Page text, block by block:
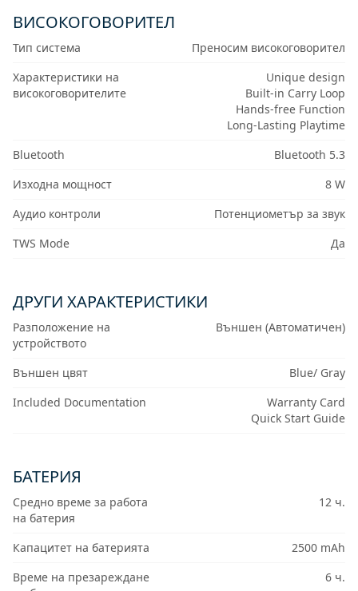
ВИСОКОГОВОРИТЕЛ
Тип система
Преносим високоговорител
Характеристики на
високоговорителите
Unique design
Built-in Carry Loop
Hands-free Function
Long-Lasting Playtime
Bluetooth
Bluetooth 5.3
Изходна мощност
8 W
Аудио контроли
Потенциометър за звук
TWS Mode
Да
ДРУГИ ХАРАКТЕРИСТИКИ
Разположение на
устройството
Външен (Автоматичен)
Външен цвят
Blue/ Gray
Included Documentation
Warranty Card
Quick Start Guide
БАТЕРИЯ
Средно време за работа
на батерия
12 ч.
Капацитет на батерията
2500 mAh
Време на презареждане
6 ч.